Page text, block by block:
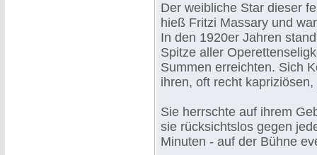
Der weibliche Star dieser
hieß Fritzi Massary und
In den 1920er Jahren
Spitze aller
Summen erreichten. Sich
ihren, oft recht
Sie herrschte auf ihrem
sie rücksichtslos gegen
Minuten - auf der Bühne